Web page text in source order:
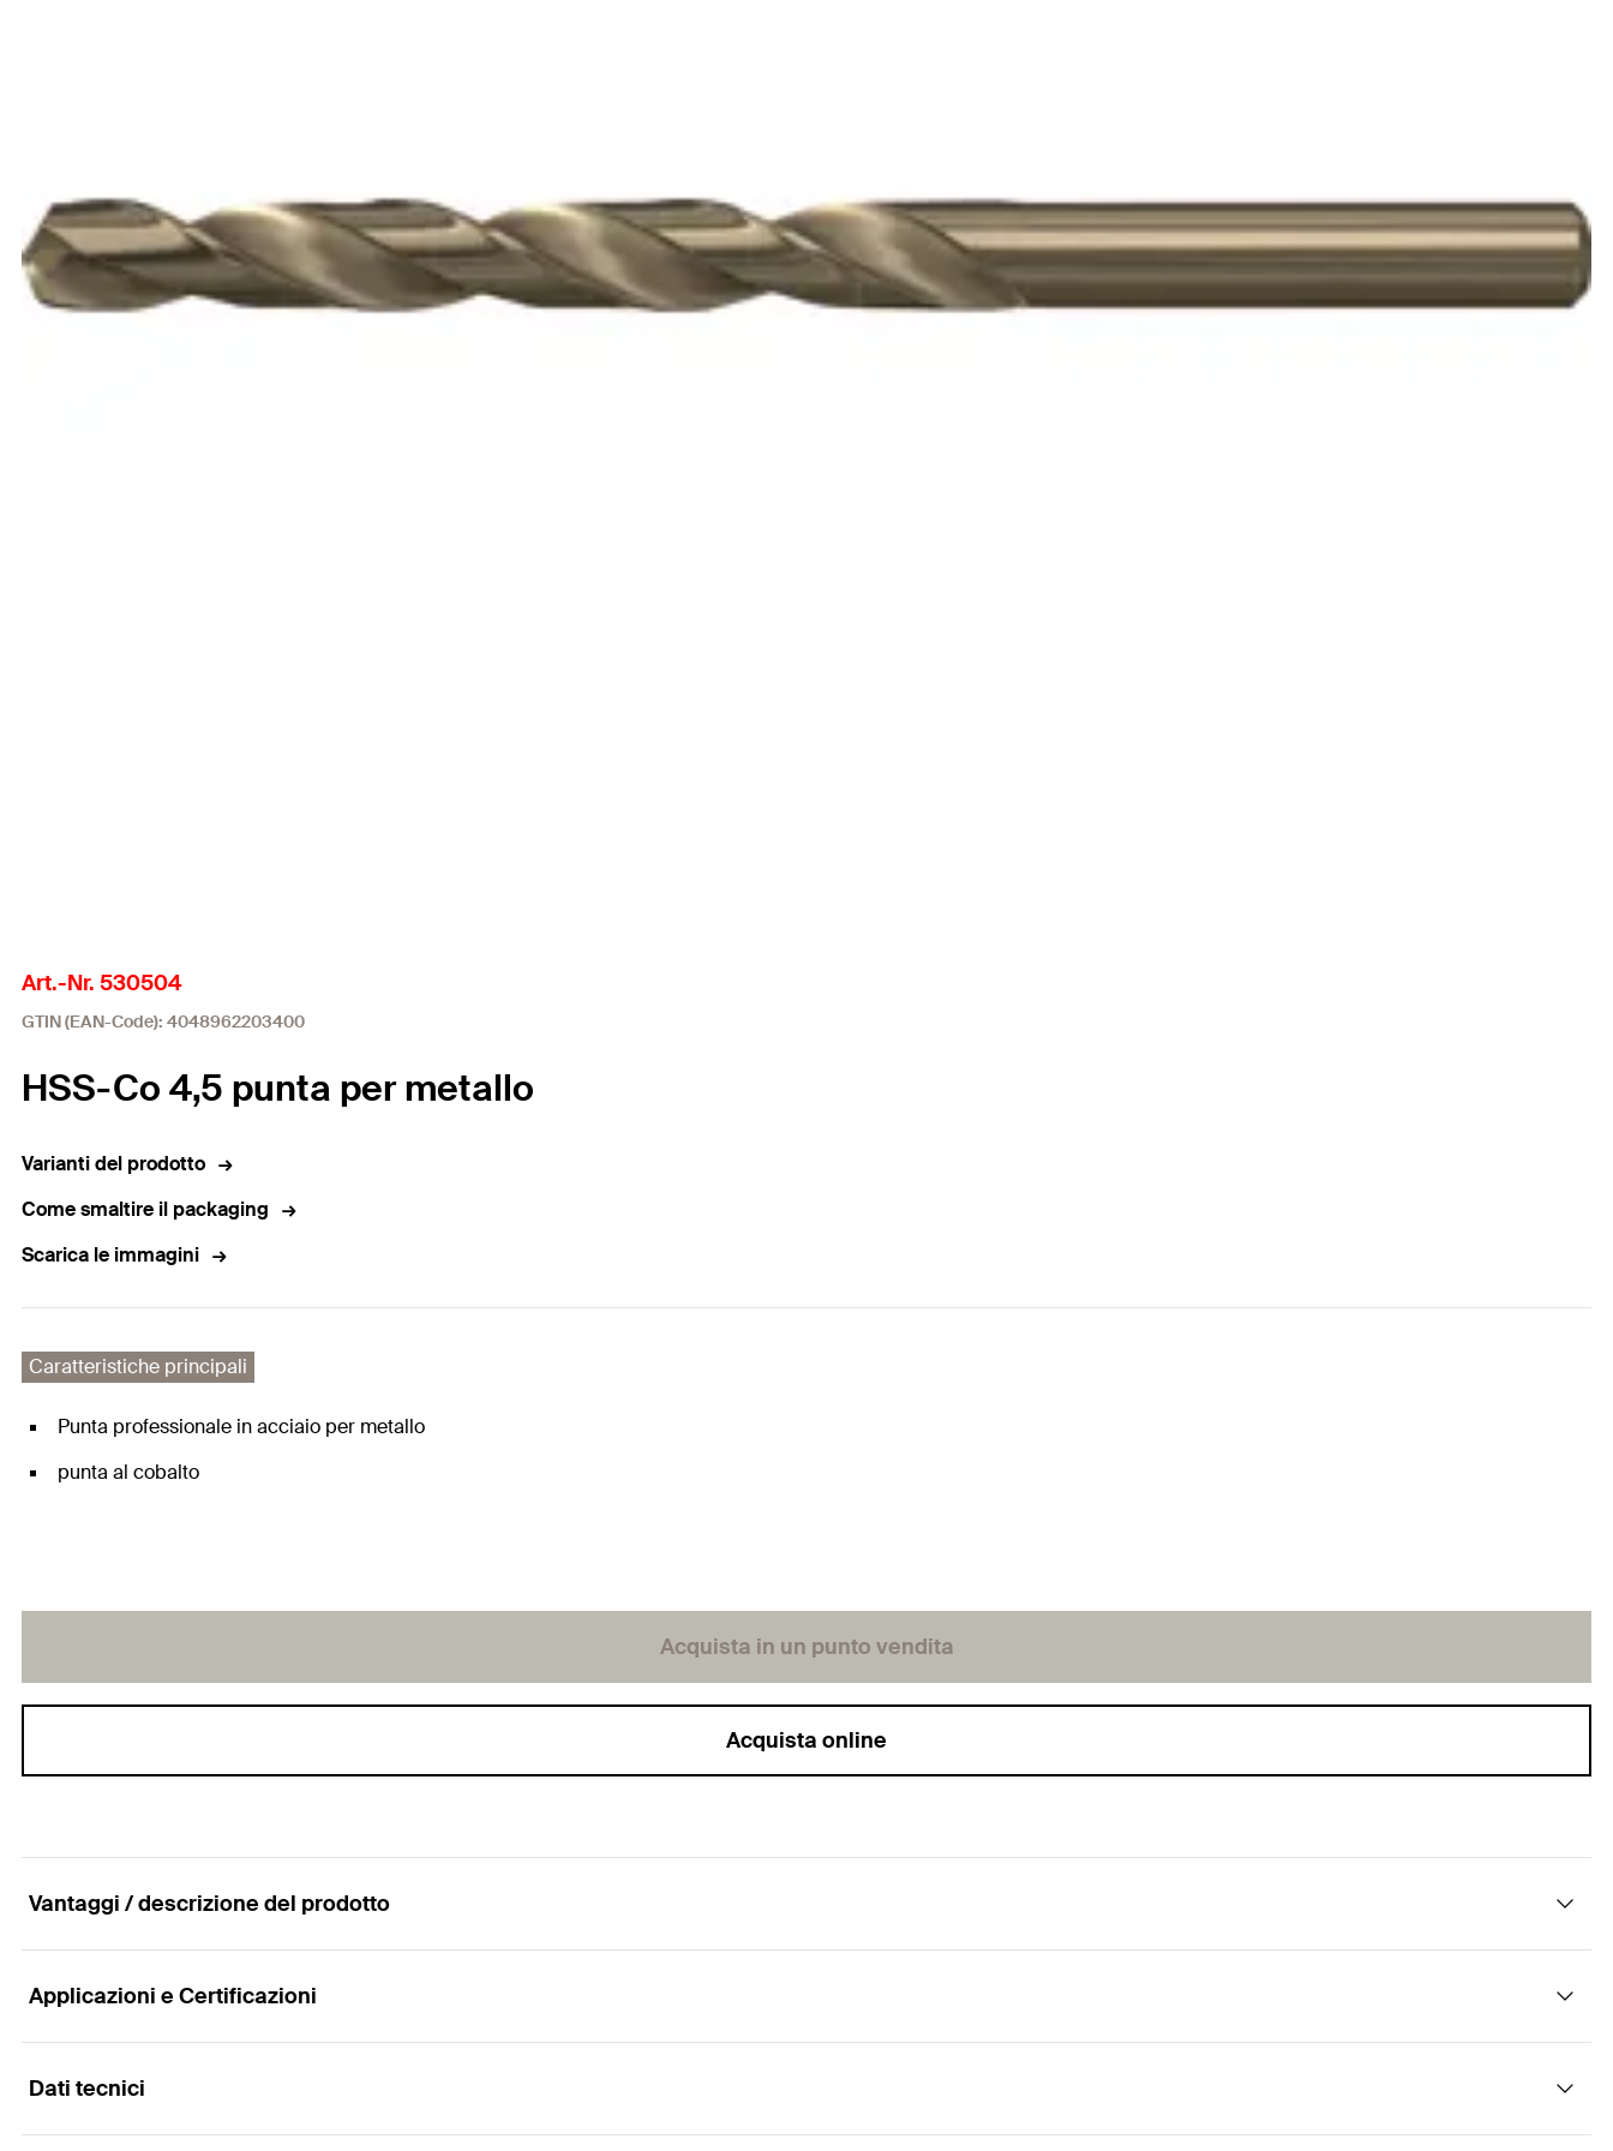
Art.-Nr. 530504
GTIN (EAN-Code): 4048962203400
HSS-Co 4,5 punta per metallo
Varianti del prodotto
Come smaltire il packaging
Scarica le immagini
Caratteristiche principali
Punta professionale in acciaio per metallo
punta al cobalto
Acquista in un punto vendita
Acquista online
Vantaggi / descrizione del prodotto
Punta HSS-Co professionale in acciaio per metallo con punta al cobalto
Vantaggi
Applicazioni e Certificazioni
Dati tecnici